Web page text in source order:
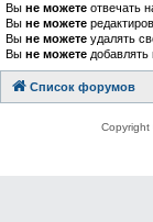
Вы не можете отвечать
Вы не можете
Вы не можете удалять
Вы не можете
Список форумов
Copyright